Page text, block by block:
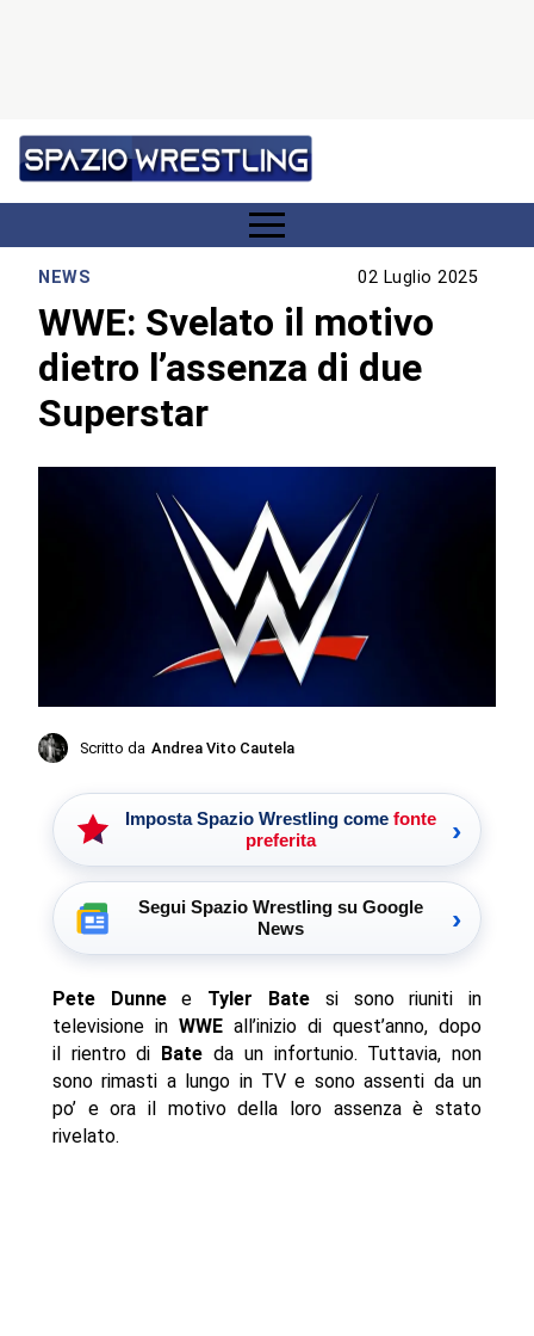
NEWS 02 Luglio 2025
WWE: Svelato il motivo
dietro l’assenza di due
Superstar
Scritto da Andrea Vito Cautela
Imposta Spazio Wrestling come fonte
preferita
›
Segui Spazio Wrestling su Google
News
›
Pete Dunnee Tyler Bate si sono riuniti in
televisione in WWEall’inizio di quest’anno, dopo
il rientro di
Bate da un infortunio. Tuttavia, non
sono rimasti a lungo in TV e sono assenti da un
po’ e ora il motivo della loro assenza è stato
rivelato.